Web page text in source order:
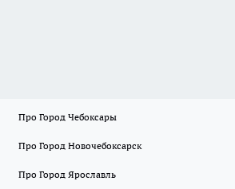
Про Город Чебоксары
Про Город Новочебоксарск
Про Город Ярославль